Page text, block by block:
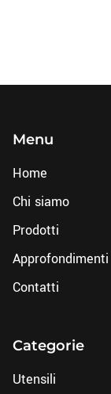
Menu
Home
Chi siamo
Prodotti
Approfondimenti
Contatti
Categorie
Utensili